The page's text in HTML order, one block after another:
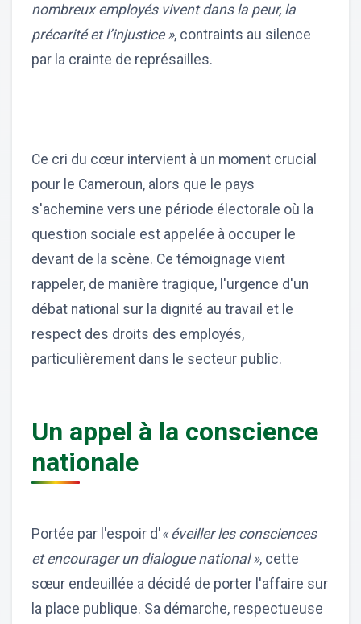
nombreux employés vivent dans la peur, la
précarité et l’injustice », contraints au silence
par la crainte de représailles.
Ce cri du cœur intervient à un moment crucial
pour le Cameroun, alors que le pays
s'achemine vers une période électorale où la
question sociale est appelée à occuper le
devant de la scène. Ce témoignage vient
rappeler, de manière tragique, l'urgence d'un
débat national sur la dignité au travail et le
respect des droits des employés,
particulièrement dans le secteur public.
Un appel à la conscience
nationale
Portée par l'espoir d'« éveiller les consciences
et encourager un dialogue national », cette
sœur endeuillée a décidé de porter l'affaire sur
la place publique. Sa démarche, respectueuse